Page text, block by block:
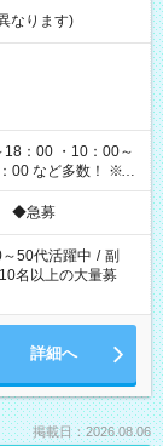
なります)
：00 ・10：00～
※お
◆急募
50代活躍中 / 副
10名以上の大量募
詳細へ
掲載日：2026.08.06